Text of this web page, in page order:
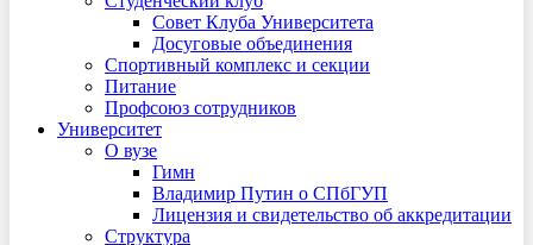
Совет Клуба Университета
Досуговые объединения
Спортивный комплекс и секции
Питание
Профсоюз сотрудников
Университет
О вузе
Гимн
Владимир Путин о СПбГУП
Лицензия и свидетельство об аккредитации
Структура